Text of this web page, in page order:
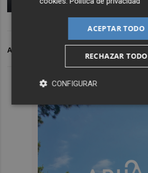
ARCHIVADO EN
ACEPTAR TODO
RECHAZAR TODO
CONFIGURAR